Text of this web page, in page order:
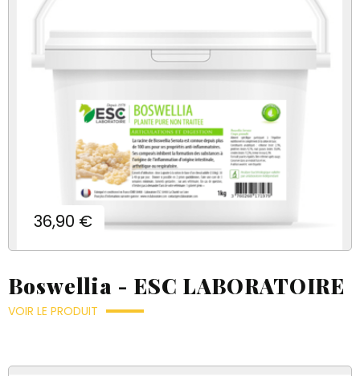
Prix
36,90 €
Boswellia - ESC LABORATOIRE
VOIR LE PRODUIT